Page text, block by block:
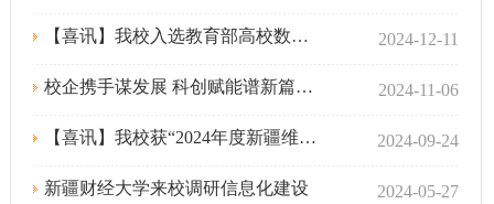
【喜讯】我校入选教育部高校数据共享应用平台试点高校 2024-12-11
校企携手谋发展 科创赋能谱新篇—新疆农业大学与中国联通新疆分公司签署战略合作协议 2024-11-06
【喜讯】我校获“2024年度新疆维吾尔自治区数字化科学技术进步奖”三等奖 2024-09-24
新疆财经大学来校调研信息化建设 2024-05-27